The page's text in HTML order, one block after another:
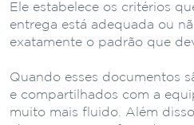
Ele estabelece os critérios
entrega está adequada ou
exatamente o padrão que
Quando esses documentos
e compartilhados com a
muito mais fluido. Além